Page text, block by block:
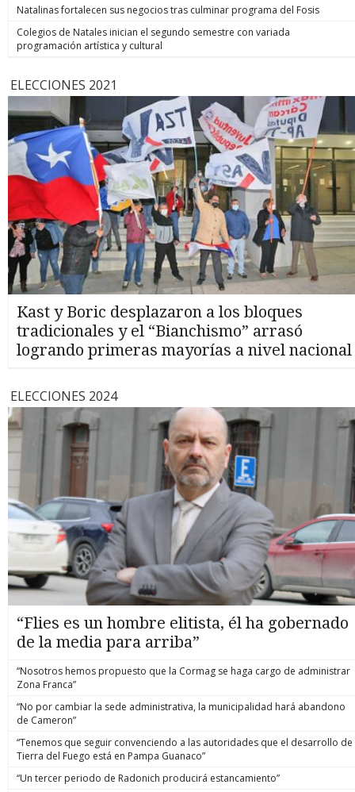
Natalinas fortalecen sus negocios tras culminar programa del Fosis
Colegios de Natales inician el segundo semestre con variada
programación artística y cultural
ELECCIONES 2021
Kast y Boric desplazaron a los bloques
tradicionales y el “Bianchismo” arrasó
logrando primeras mayorías a nivel nacional
ELECCIONES 2024
“Flies es un hombre elitista, él ha gobernado
de la media para arriba”
“Nosotros hemos propuesto que la Cormag se haga cargo de administrar
Zona Franca”
“No por cambiar la sede administrativa, la municipalidad hará abandono
de Cameron”
“Tenemos que seguir convenciendo a las autoridades que el desarrollo de
Tierra del Fuego está en Pampa Guanaco”
“Un tercer periodo de Radonich producirá estancamiento”